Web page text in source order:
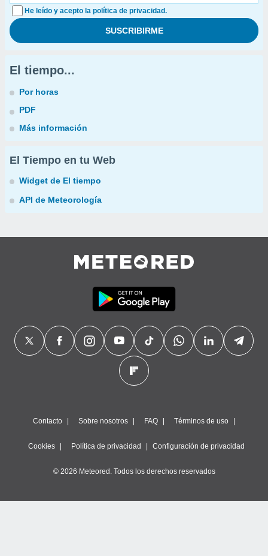
He leído y acepto la política de privacidad.
El tiempo...
Por horas
PDF
Más información
El Tiempo en tu Web
Widget de El tiempo
API de Meteorología
Contacto Sobre nosotros FAQ Términos de uso
Cookies Política de privacidad Configuración de privacidad
© 2026 Meteored. Todos los derechos reservados